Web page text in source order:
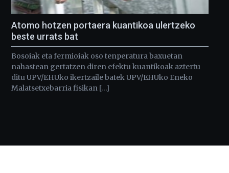
Atomo hotzen portaera kuantikoa ulertzeko
beste urrats bat
Bosoiak eta fermioiak oso tenperatura baxuetan
nahastean gertatzen diren efektu kuantikoak aztertu
ditu UPV/EHUko ikertzaile batek UPV/EHUko Eneko
Malatsetxebarria fisikan […]